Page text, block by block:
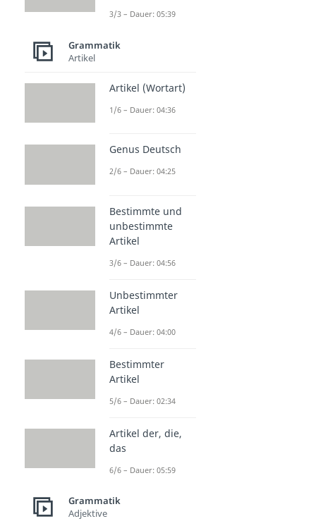
3/3 – Dauer: 05:39
Grammatik
Artikel
Artikel (Wortart)
1/6 – Dauer: 04:36
Genus Deutsch
2/6 – Dauer: 04:25
Bestimmte und
unbestimmte
Artikel
3/6 – Dauer: 04:56
Unbestimmter
Artikel
4/6 – Dauer: 04:00
Bestimmter
Artikel
5/6 – Dauer: 02:34
Artikel der, die,
das
6/6 – Dauer: 05:59
Grammatik
Adjektive